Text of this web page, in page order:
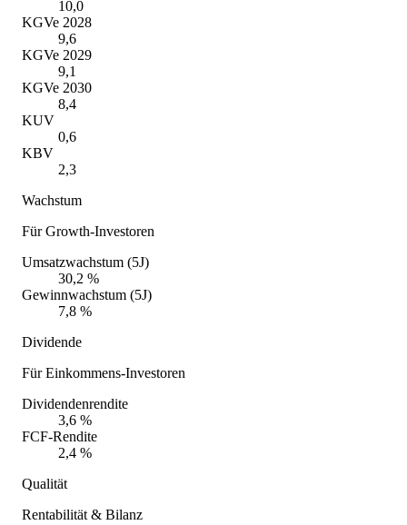
10,0
KGVe 2028
9,6
KGVe 2029
9,1
KGVe 2030
8,4
KUV
0,6
KBV
2,3
Wachstum
Für Growth-Investoren
Umsatzwachstum (5J)
30,2 %
Gewinnwachstum (5J)
7,8 %
Dividende
Für Einkommens-Investoren
Dividendenrendite
3,6 %
FCF-Rendite
2,4 %
Qualität
Rentabilität & Bilanz